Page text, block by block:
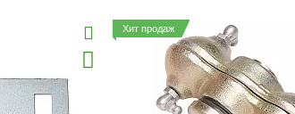
Хит продаж